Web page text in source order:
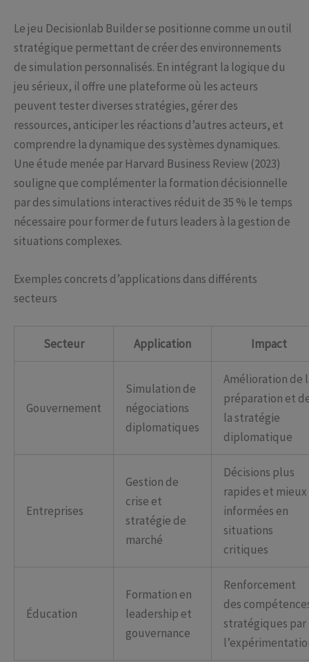
Le jeu Decisionlab Builder se positionne comme un outil
stratégique permettant de créer des environnements
de simulation personnalisés. En intégrant la logique du
jeu sérieux, il offre une plateforme où les acteurs
peuvent tester diverses stratégies, gérer des
ressources, anticiper les réactions d’autres acteurs, et
comprendre la dynamique des systèmes dynamiques.
Une étude menée par Harvard Business Review (2023)
souligne que complémenter la formation décisionnelle
par des simulations interactives réduit de 35 % le temps
nécessaire pour former de futurs leaders à la gestion de
situations complexes.
Exemples concrets d’applications dans différents
secteurs
Secteur Application Impact
Gouvernement
Simulation de
négociations
diplomatiques
Amélioration de
préparation et
la stratégie
diplomatique
Entreprises
Gestion de
crise et
stratégie de
marché
Décisions plus
rapides et mieux
informées en
situations
critiques
Éducation
Formation en
leadership et
gouvernance
Renforcement
des
stratégiques par